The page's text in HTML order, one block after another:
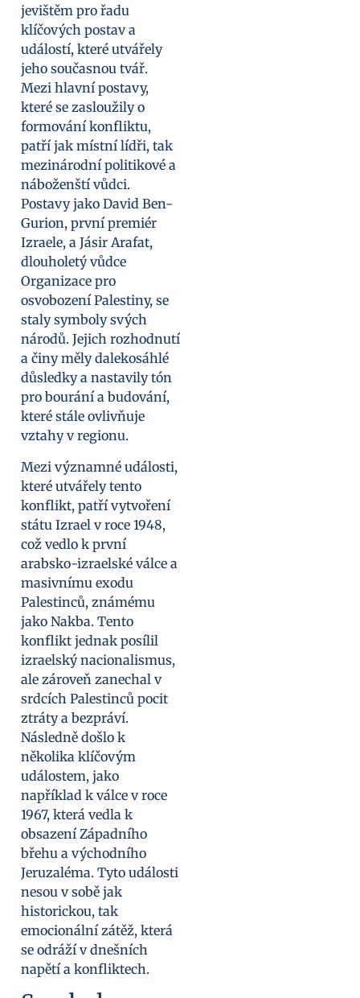
jevištěm pro řadu
klíčových postav a
událostí, které utvářely
jeho současnou tvář.
Mezi hlavní postavy,
které se zasloužily o
formování konfliktu,
patří jak místní lídři, tak
mezinárodní politikové a
náboženští vůdci.
Postavy jako David Ben-
Gurion, první premiér
Izraele, a Jásir Arafat,
dlouholetý vůdce
Organizace pro
osvobození Palestiny, se
staly symboly svých
národů. Jejich rozhodnutí
a činy měly dalekosáhlé
důsledky a nastavily tón
pro bourání a budování,
které stále ovlivňuje
vztahy v regionu.
Mezi významné události,
které utvářely tento
konflikt, patří vytvoření
státu Izrael v roce 1948,
což vedlo k první
arabsko-izraelské válce a
masivnímu exodu
Palestinců, známému
jako Nakba. Tento
konflikt jednak posílil
izraelský nacionalismus,
ale zároveň zanechal v
srdcích Palestinců pocit
ztráty a bezpráví.
Následně došlo k
několika klíčovým
událostem, jako
například k válce v roce
1967, která vedla k
obsazení Západního
břehu a východního
Jeruzaléma. Tyto události
nesou v sobě jak
historickou, tak
emocionální zátěž, která
se odráží v dnešních
napětí a konfliktech.